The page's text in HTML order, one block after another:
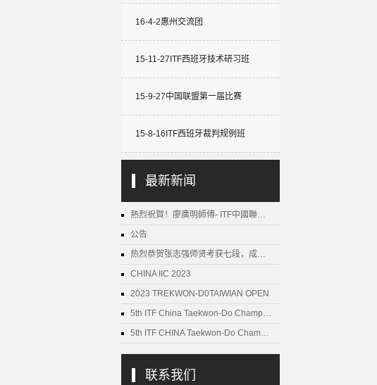
16-4-2惠州交流团
15-11-27ITF西班牙技术研习班
15-9-27中国联盟第一届比赛
15-8-16ITF西班牙裁判规例班
最新新闻
熱烈祝賀！廖廣明師傅- ITF中國聯…
公告
热烈恭贺张志强师贤考获七段，成…
CHINA IIC 2023
2023 TREKWON-D0TAIWIAN OPEN
5th ITF China Taekwon-Do Champ…
5th ITF CHINA Taekwon-Do Cham…
联系我们